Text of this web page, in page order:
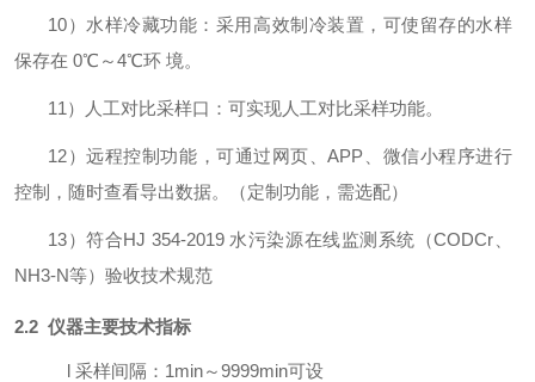
10）水样冷藏功能：采用高效制冷装置，可使留存的水样
保存在 0℃～4℃环 境。
11 ）人工对比采样口：可实现人工对比采样功能。
12）远程控制功能，可通过网页、APP、微信小程序进行
控制，随时查看导出数据。（定制功能，需选配）
13）符合HJ 354-2019 水污染源在线监测系统（CODCr、
NH3-N等）验收技术规范
2.2 仪器主要技术指标
l 采样间隔： 1min～9999min可设